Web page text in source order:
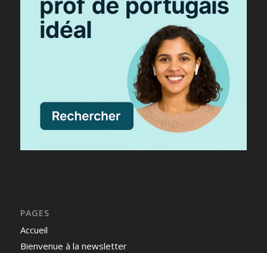
PAGES
Accueil
Bienvenue à la newsletter